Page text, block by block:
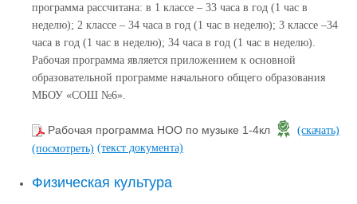
программа рассчитана: в 1 классе – 33 часа в год (1 час в
неделю); 2 классе – 34 часа в год (1 час в неделю); 3 классе –34
часа в год (1 час в неделю); 34 часа в год (1 час в неделю).
Рабочая программа является приложением к основной
образовательной программе начального общего образования
МБОУ «СОШ №6».
Рабочая программа НОО по музыке 1-4кл
(скачать)
(посмотреть) (текст документа)
Физическая культура